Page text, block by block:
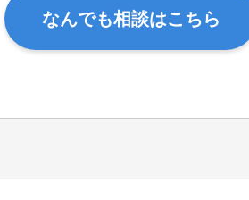
なんでも相談はこちら